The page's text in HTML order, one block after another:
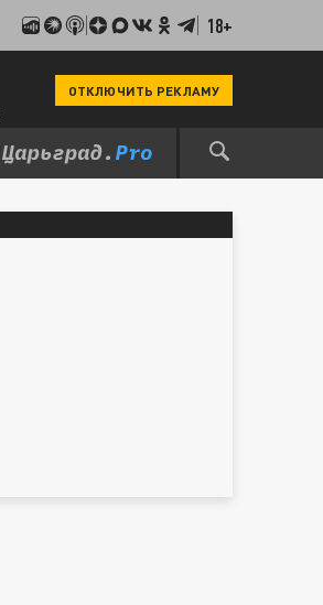
18+
ОТКЛЮЧИТЬ РЕКЛАМУ